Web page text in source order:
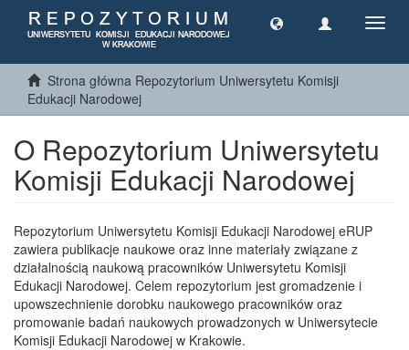
Strona główna Repozytorium Uniwersytetu Komisji
Edukacji Narodowej
O Repozytorium Uniwersytetu
Komisji Edukacji Narodowej
Repozytorium Uniwersytetu Komisji Edukacji Narodowej eRUP
zawiera publikacje naukowe oraz inne materiały związane z
działalnością naukową pracowników Uniwersytetu Komisji
Edukacji Narodowej. Celem repozytorium jest gromadzenie i
upowszechnienie dorobku naukowego pracowników oraz
promowanie badań naukowych prowadzonych w Uniwersytecie
Komisji Edukacji Narodowej w Krakowie.